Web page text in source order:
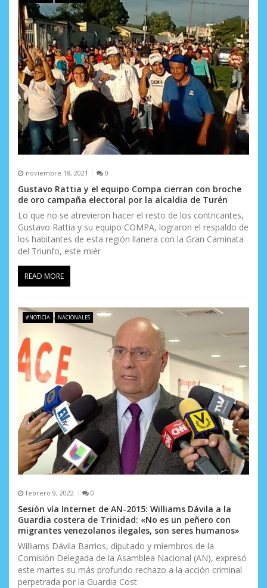
a
s
noviembre 18, 2021 0
Gustavo Rattia y el equipo Compa cierran con broche
de oro campaña electoral por la alcaldia de Turén
Lo que no se atrevieron hacer el resto de los contricantes,
Gustavo Rattia y su equipo COMPA, lograron el respaldo de
los habitantes de esta región llanera con la Gran Caminata
del Triunfo, este miér
READ MORE
#NOTICIA NACIONALES
febrero 9, 2022 0
Sesión vía Internet de AN-2015: Williams Dávila a la
Guardia costera de Trinidad: «No es un peñero con
migrantes venezolanos ilegales, son seres humanos»
Williams Dávila Barrios, diputado y miembros de la
Comisión Delegada de la Asamblea Nacional (AN), expresó
este martes su más profundo rechazo a la acción criminal
perpetrada por la Guardia Cost